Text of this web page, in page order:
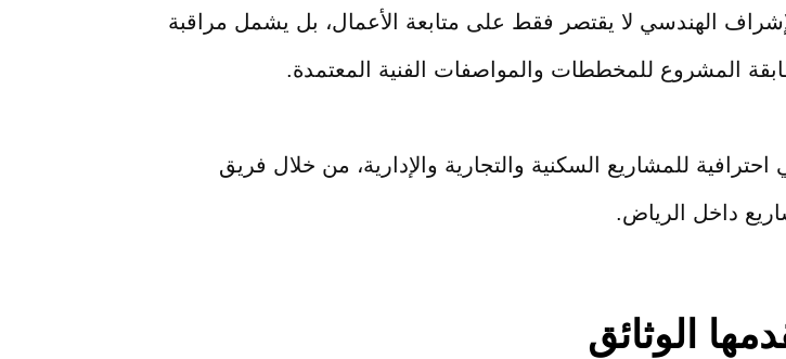
الهندسي لا يقتصر فقط على متابعة الأعمال، بل يشمل مراقبة
المشروع للمخططات والمواصفات الفنية المعتمدة.
للمشاريع السكنية والتجارية والإدارية، من خلال فريق
داخل الرياض.
الوثائق